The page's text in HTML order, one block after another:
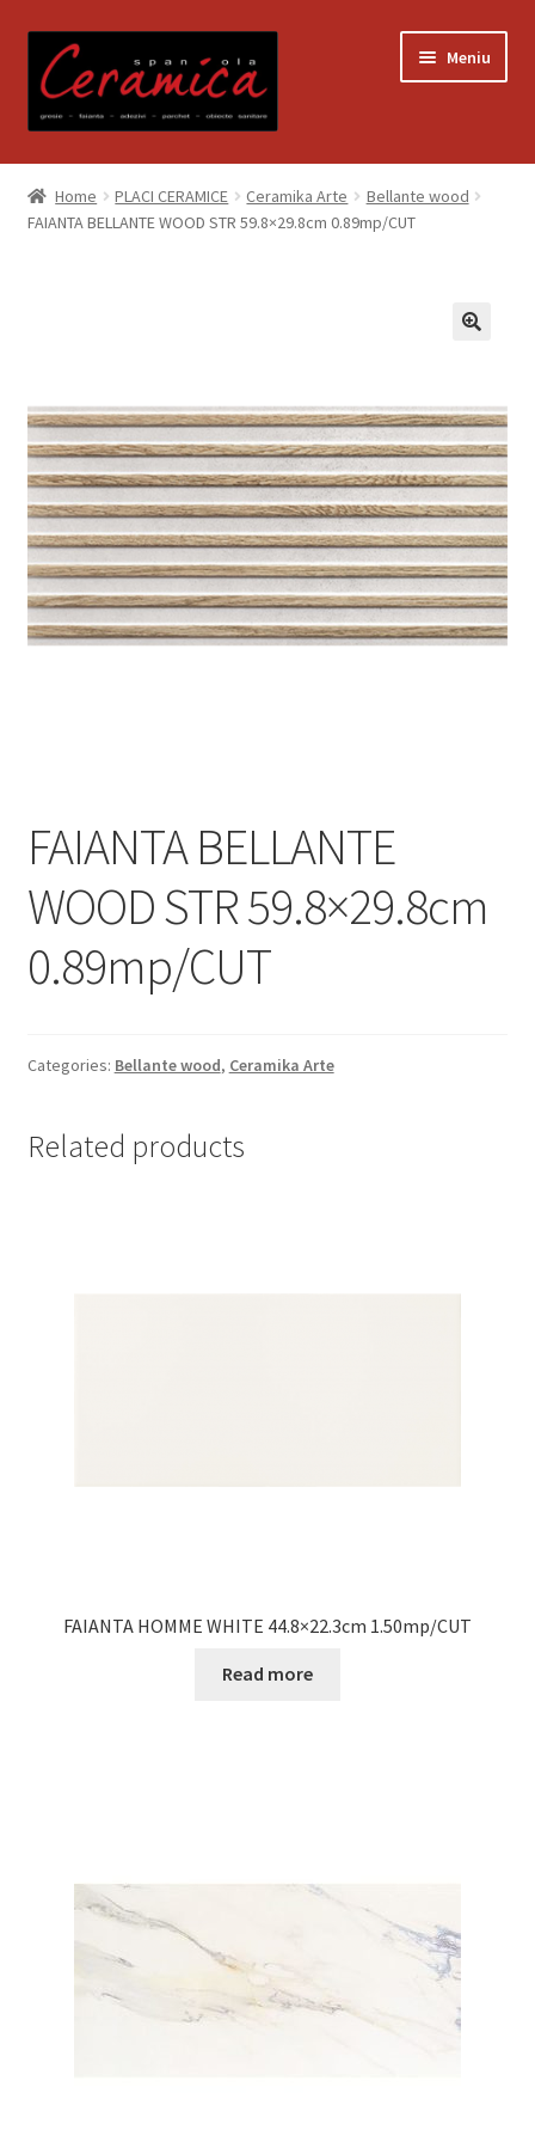
la
navigare
la
conținut
Meniu
Prima pagină
Blog
Coș
Despre noi
Informatii
Plata si Livrare
Magazin
Plată
Home PLACI CERAMICE Ceramika Arte
Bellante wood
FAIANTA BELLANTE WOOD STR 59.8×29.8cm 0.89mp/CUT
FAIANTA BELLANTE
WOOD STR 59.8×29.8cm
0.89mp/CUT
Categories: Bellante wood, Ceramika Arte
Related products
FAIANTA HOMME WHITE 44.8×22.3cm 1.50mp/CUT
Read more